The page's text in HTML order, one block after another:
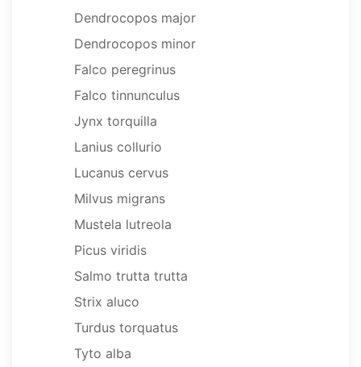
Dendrocopos major
Dendrocopos minor
Falco peregrinus
Falco tinnunculus
Jynx torquilla
Lanius collurio
Lucanus cervus
Milvus migrans
Mustela lutreola
Picus viridis
Salmo trutta trutta
Strix aluco
Turdus torquatus
Tyto alba